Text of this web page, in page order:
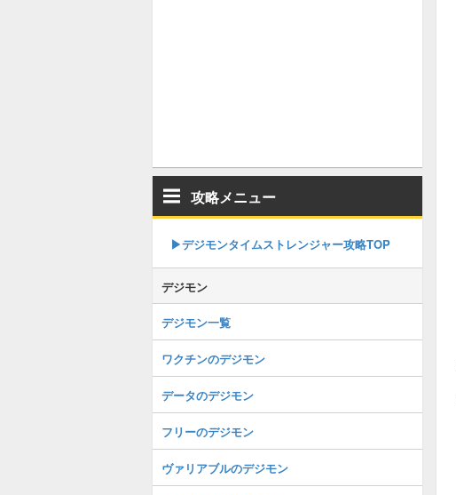
攻略メニュー
▶︎デジモンタイムストレンジャー攻略TOP
デジモン
デジモン一覧
ワクチンのデジモン
データのデジモン
フリーのデジモン
ヴァリアブルのデジモン